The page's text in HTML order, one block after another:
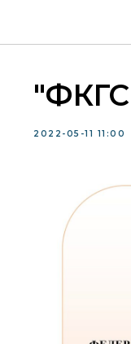
2022-05-11 11:00